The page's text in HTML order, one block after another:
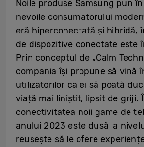
Noile produse Samsung pun
nevoile consumatorului
eră hiperconectată și hibridă,
de dispozitive conectate este
Prin conceptul de „Calm
compania își propune să vină
utilizatorilor ca ei să poată
viață mai liniștit, lipsit de griji.
conectivitatea noii game de
anului 2023 este dusă la
reușește să le ofere